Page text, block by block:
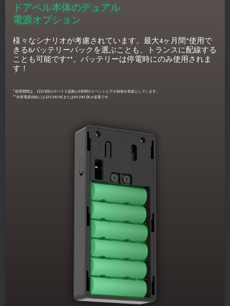
ドアベル本体のデュアル
電源オプション
様々なシナリオが考慮されています。最大4ヶ月間*使用で
きる6バッテリーパックを選ぶことも、トランスに配線する
ことも可能です**。バッテリーは停電時にのみ使用されま
す！
* 使用期間は、1日35回のデバイス起動と6秒間のイベントビデオ録画を前提としています。
** 外部電源供給には12V-24V ACまたは8V-24V DCが必要です。